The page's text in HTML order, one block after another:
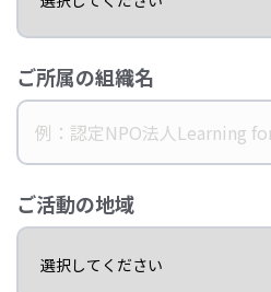
ご所属の組織名
ご活動の地域